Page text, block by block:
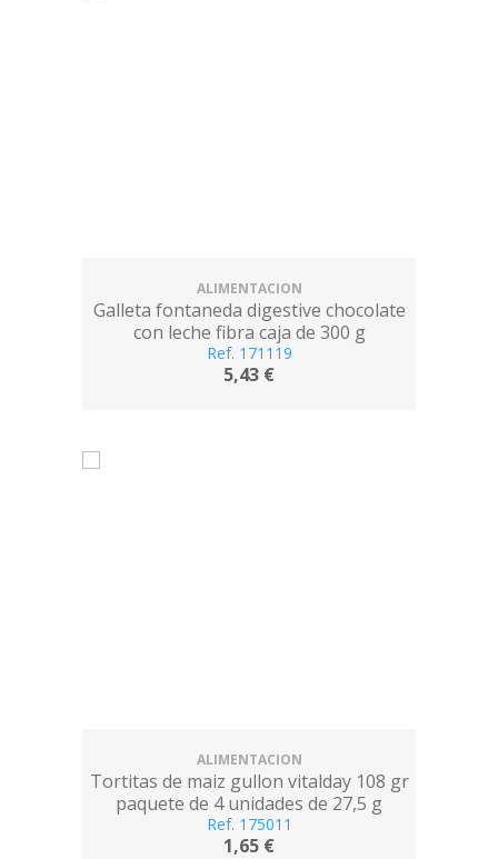
ALIMENTACION
Galleta fontaneda digestive chocolate
con leche fibra caja de 300 g
Ref. 171119
5,43 €
ALIMENTACION
Tortitas de maiz gullon vitalday 108 gr
paquete de 4 unidades de 27,5 g
Ref. 175011
1,65 €